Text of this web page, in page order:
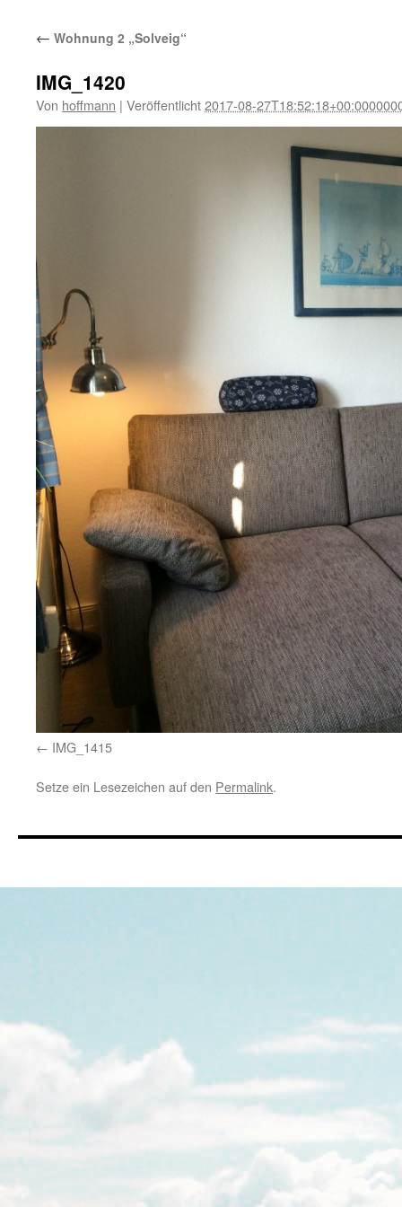
← Wohnung 2 „Solveig“
IMG_1420
Von hoffmann | Veröffentlicht2017-08-
IMG_1415
Setze ein Lesezeichen auf den Permalink.